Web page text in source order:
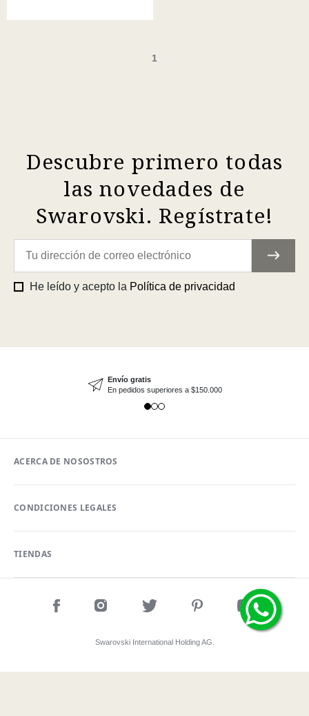
1
Descubre primero todas
las novedades de
Swarovski. Regístrate!
He leído y acepto la Política de privacidad
Envío gratis
En pedidos superiores a $150.000
ACERCA DE NOSOSTROS
CONDICIONES LEGALES
TIENDAS
Swarovski International Holding AG.